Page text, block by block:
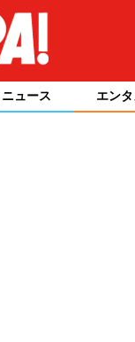
ニュース エンタ